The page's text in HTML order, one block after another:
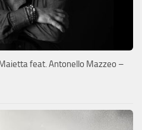
feat. Antonello Mazzeo –